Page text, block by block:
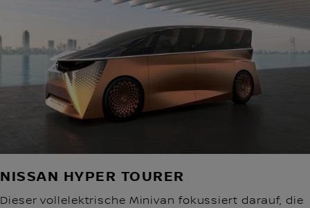
NISSAN HYPER TOURER
Dieser vollelektrische Minivan fokussiert darauf, die